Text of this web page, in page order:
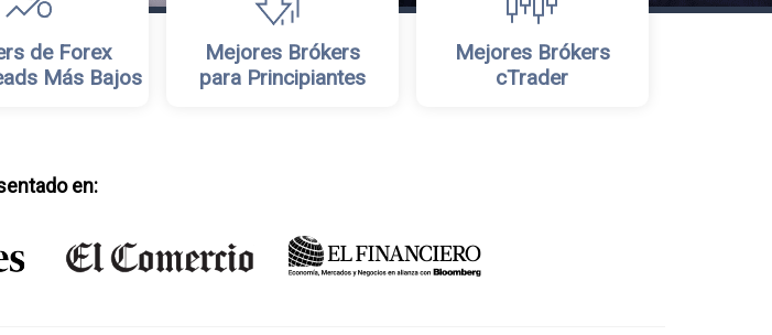
de Forex
Más Bajos
Mejores Brókers
para Principiantes
Mejores Brókers
cTrader
en: